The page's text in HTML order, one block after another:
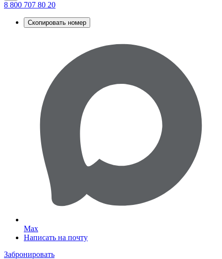
8 800 707 80 20
Скопировать номер
Max
Написать на почту
Забронировать